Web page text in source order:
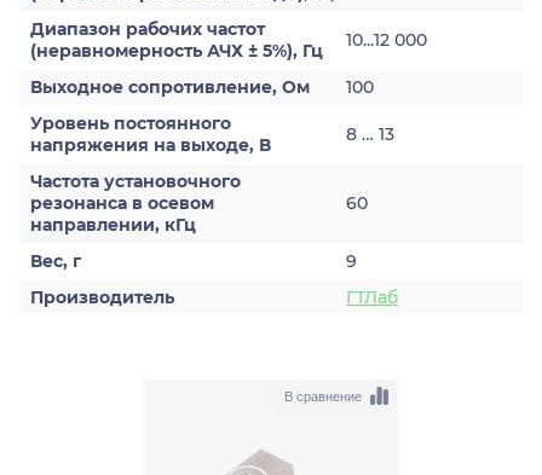
Диапазон рабочих частот
(неравномерность АЧХ ± 5%), Гц
10...12 000
Выходное сопротивление, Ом
100
Уровень постоянного
напряжения на выходе, В
8 … 13
Частота установочного
резонанса в осевом
направлении, кГц
60
Вес, г
9
Производитель
ГТЛаб
В сравнение